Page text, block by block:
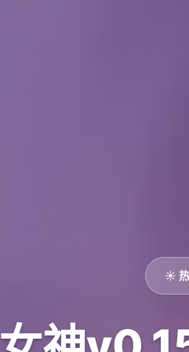
☀️